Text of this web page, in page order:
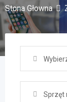
Stona Głowna
Sprzęt